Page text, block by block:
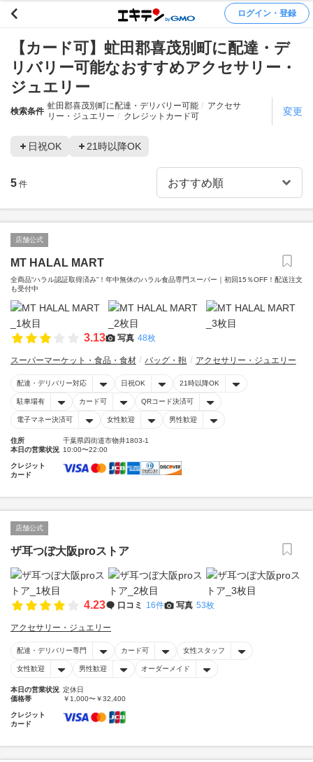
ログイン・登録
【カード可】虻田郡喜茂別町に配達・デ
リバリー可能なおすすめアクセサリー・
ジュエリー
検索条件
虻田郡喜茂別町に配達・デリバリー可能
アクセサ
リー・ジュエリー
クレジットカード可 変更
日祝OK 21時以降OK
5 件
店舗公式
MT HALAL MART
全商品“ハラル認証取得済み”！年中無休のハラル食品専門スーパー｜初回15％OFF！配送注文
も受付中
3.13 写真 48枚
スーパーマーケット・食品・食材 バッグ・鞄 アクセサリー・ジュエリー
配達・デリバリー対応 日祝OK 21時以降OK
駐車場有 カード可 QRコード決済可
電子マネー決済可 女性歓迎 男性歓迎
住所
千葉県四街道市物井1803-1
本日の営業状況 10:00〜22:00
クレジット
カード
店舗公式
ザ耳つぼ大阪proストア
4.23 口コミ 16件 写真 53枚
アクセサリー・ジュエリー
配達・デリバリー専門 カード可 女性スタッフ
女性歓迎 男性歓迎 オーダーメイド
本日の営業状況 定休日
価格帯
￥1,000〜￥32,400
クレジット
カード